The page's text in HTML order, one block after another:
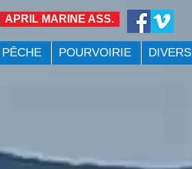
APRIL MARINE ASS.
POURVOIRIE DIVERS